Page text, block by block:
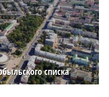
списка